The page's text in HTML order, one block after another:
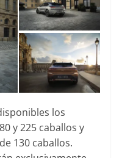
los
y 225 caballos y
130 caballos.